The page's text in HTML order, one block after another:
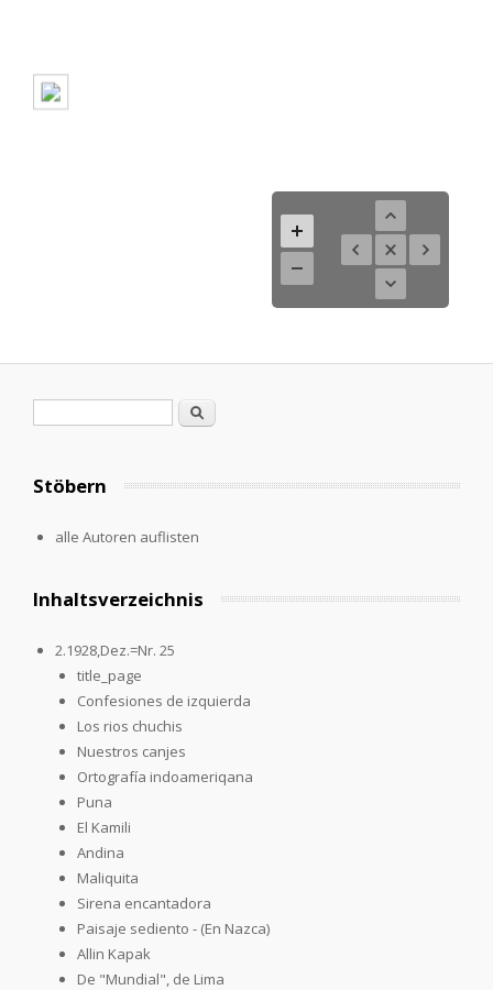
Search
Stöbern
alle Autoren auflisten
Inhaltsverzeichnis
2.1928,Dez.=Nr. 25
title_page
Confesiones de izquierda
Los rios chuchis
Nuestros canjes
Ortografía indoameriqana
Puna
El Kamili
Andina
Maliquita
Sirena encantadora
Paisaje sediento - (En Nazca)
Allin Kapak
De "Mundial", de Lima